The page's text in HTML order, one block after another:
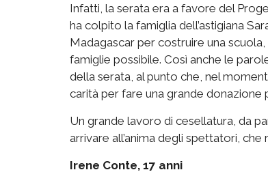
Infatti, la serata era a favore del
ha colpito la famiglia dell’astigiana
Madagascar per costruire una
famiglie possibile. Così anche le
della serata, al punto che, nel
carità per fare una grande donazione
Un grande lavoro di cesellatura, da
arrivare all’anima degli spettatori,
Irene Conte, 17 anni